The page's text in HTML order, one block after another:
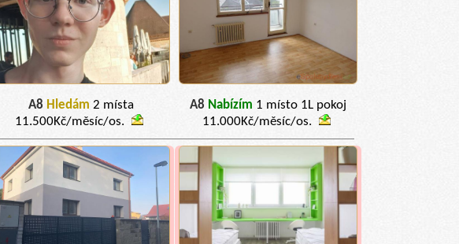
A8 Hledám 2 místa
11.500Kč/měsíc/os.
A8 Nabízím 1 místo 1L pokoj
11.000Kč/měsíc/os.